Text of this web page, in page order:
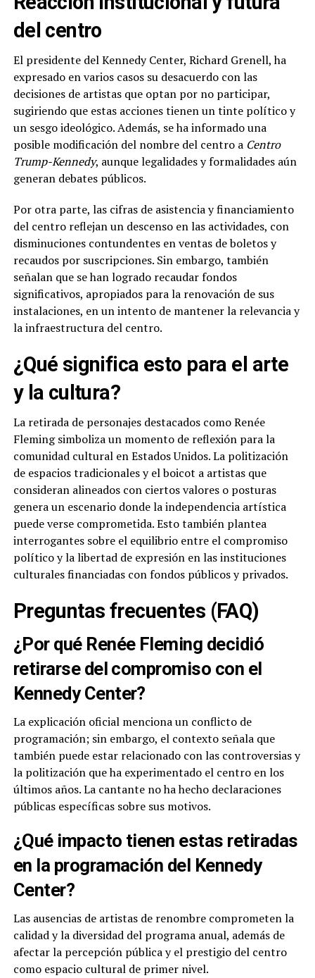
del centro
El presidente del Kennedy Center, Richard Grenell, ha
expresado en varios casos su desacuerdo con las
decisiones de artistas que optan por no participar,
sugiriendo que estas acciones tienen un tinte político y
un sesgo ideológico. Además, se ha informado una
posible modificación del nombre del centro a Centro
Trump-Kennedy, aunque legalidades y formalidades aún
generan debates públicos.
Por otra parte, las cifras de asistencia y financiamiento
del centro reflejan un descenso en las actividades, con
disminuciones contundentes en ventas de boletos y
recaudos por suscripciones. Sin embargo, también
señalan que se han logrado recaudar fondos
significativos, apropiados para la renovación de sus
instalaciones, en un intento de mantener la relevancia y
la infraestructura del centro.
¿Qué significa esto para el arte
y la cultura?
La retirada de personajes destacados como Renée
Fleming simboliza un momento de reflexión para la
comunidad cultural en Estados Unidos. La politización
de espacios tradicionales y el boicot a artistas que
consideran alineados con ciertos valores o posturas
genera un escenario donde la independencia artística
puede verse comprometida. Esto también plantea
interrogantes sobre el equilibrio entre el compromiso
político y la libertad de expresión en las instituciones
culturales financiadas con fondos públicos y privados.
Preguntas frecuentes (FAQ)
¿Por qué Renée Fleming decidió
retirarse del compromiso con el
Kennedy Center?
La explicación oficial menciona un conflicto de
programación; sin embargo, el contexto señala que
también puede estar relacionado con las controversias y
la politización que ha experimentado el centro en los
últimos años. La cantante no ha hecho declaraciones
públicas específicas sobre sus motivos.
¿Qué impacto tienen estas retiradas
en la programación del Kennedy
Center?
Las ausencias de artistas de renombre comprometen la
calidad y la diversidad del programa anual, además de
afectar la percepción pública y el prestigio del centro
como espacio cultural de primer nivel.